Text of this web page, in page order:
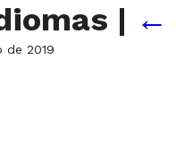
| ←
de 2019